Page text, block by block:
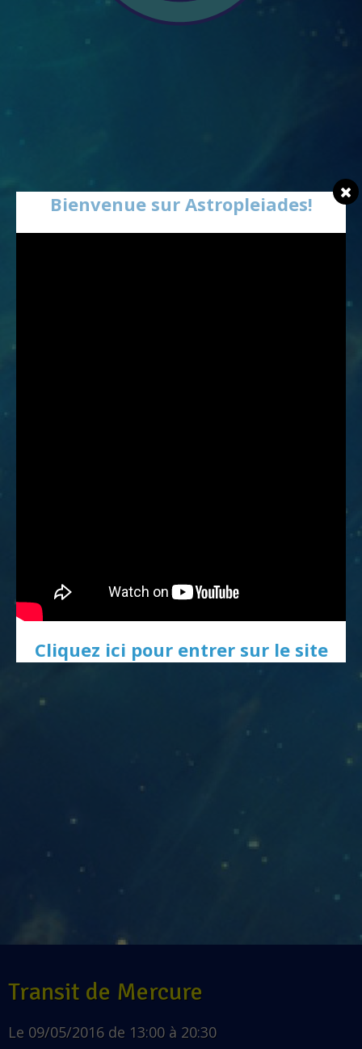
Transit de Mercure
Le 09/05/2016 de 13:00 à 20:30
Bienvenue sur Astropleiades!
Cliquez ici pour entrer sur le site